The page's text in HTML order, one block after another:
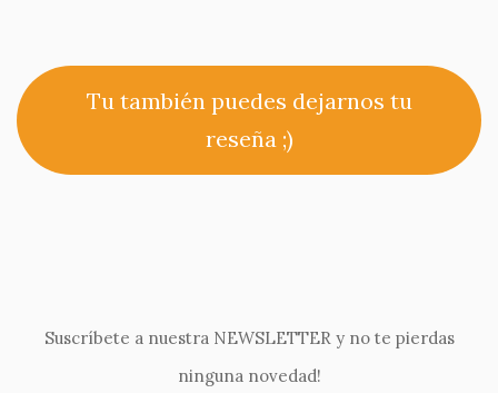
Tu también puedes dejarnos tu
reseña ;)
Suscríbete a nuestra NEWSLETTER y no te pierdas
ninguna novedad!